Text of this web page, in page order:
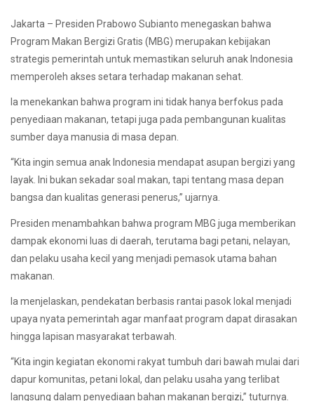
Jakarta – Presiden Prabowo Subianto menegaskan bahwa
Program Makan Bergizi Gratis (MBG) merupakan kebijakan
strategis pemerintah untuk memastikan seluruh anak Indonesia
memperoleh akses setara terhadap makanan sehat.
Ia menekankan bahwa program ini tidak hanya berfokus pada
penyediaan makanan, tetapi juga pada pembangunan kualitas
sumber daya manusia di masa depan.
“Kita ingin semua anak Indonesia mendapat asupan bergizi yang
layak. Ini bukan sekadar soal makan, tapi tentang masa depan
bangsa dan kualitas generasi penerus,” ujarnya.
Presiden menambahkan bahwa program MBG juga memberikan
dampak ekonomi luas di daerah, terutama bagi petani, nelayan,
dan pelaku usaha kecil yang menjadi pemasok utama bahan
makanan.
Ia menjelaskan, pendekatan berbasis rantai pasok lokal menjadi
upaya nyata pemerintah agar manfaat program dapat dirasakan
hingga lapisan masyarakat terbawah.
“Kita ingin kegiatan ekonomi rakyat tumbuh dari bawah mulai dari
dapur komunitas, petani lokal, dan pelaku usaha yang terlibat
langsung dalam penyediaan bahan makanan bergizi,” tuturnya.